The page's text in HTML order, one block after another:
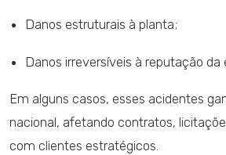
Danos estruturais à planta;
Danos irreversíveis à reputação da
Em alguns casos, esses acidentes
nacional, afetando contratos,
com clientes estratégicos.